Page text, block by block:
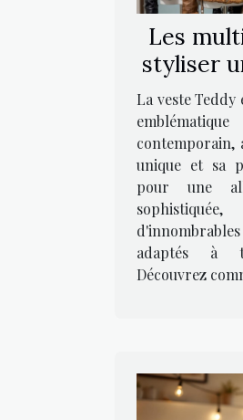
Les
styliser
La veste
contemporain,
unique et sa
pour une
adaptés à
Découvrez